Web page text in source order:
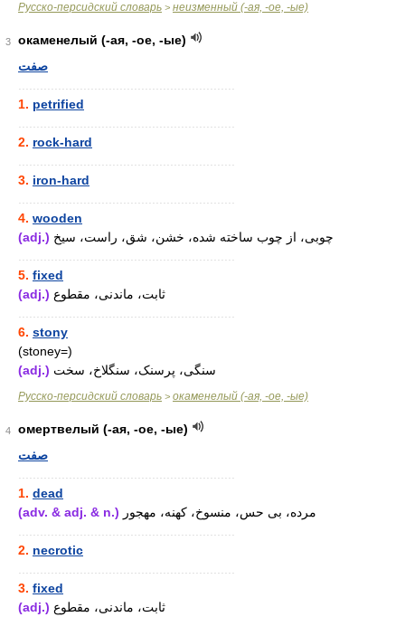
Русско-персидский словарь > неизменный (-ая, -ое, -ые)
3
окаменелый (-ая, -ое, -ые)
صفت
1. petrified
2. rock-hard
3. iron-hard
4. wooden
(adj.) چوبی، از چوب ساخته شده، خشن، شق، راست، سیخ
5. fixed
(adj.) ثابت، ماندنی، مقطوع
6. stony
(stoney=)
(adj.) سنگی، پرسنک، سنگلاخ، سخت
Русско-персидский словарь > окаменелый (-ая, -ое, -ые)
4
омертвелый (-ая, -ое, -ые)
صفت
1. dead
(adv. & adj. & n.) مرده، بی حس، منسوخ، کهنه، مهجور
2. necrotic
3. fixed
(adj.) ثابت، ماندنی، مقطوع